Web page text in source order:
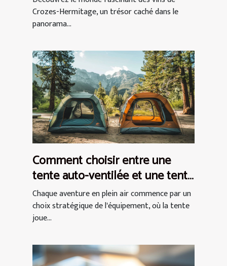
Crozes-Hermitage, un trésor caché dans le
panorama...
Comment choisir entre une
tente auto-ventilée et une tente
à air captif
Chaque aventure en plein air commence par un
choix stratégique de l'équipement, où la tente
joue...